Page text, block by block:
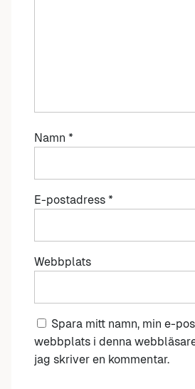
Namn *
E-postadress *
Webbplats
Spara mitt namn, min e-
webbplats i denna
jag skriver en kommentar.